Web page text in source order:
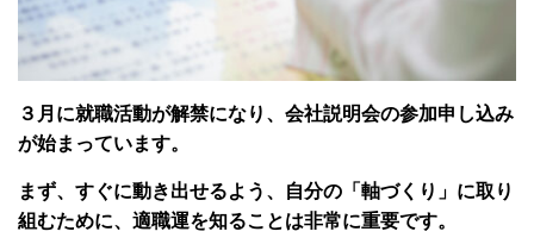
３月に就職活動が解禁になり、会社説明会の参加申し込み
が始まっています。
まず、すぐに動き出せるよう、自分の「軸づくり」に取り
組むために、適職運を知ることは非常に重要です。